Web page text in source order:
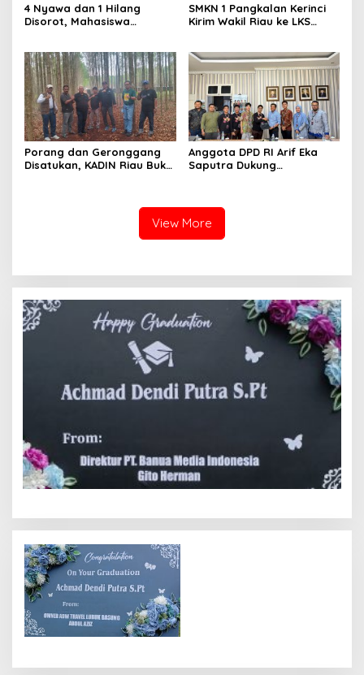
4 Nyawa dan 1 Hilang
Disorot, Mahasiswa
SMKN 1 Pangkalan Kerinci
Kirim Wakil Riau ke LKS
Porang dan Geronggang
Disatukan, KADIN Riau Buka
Anggota DPD RI Arif Eka
Saputra Dukung
View More